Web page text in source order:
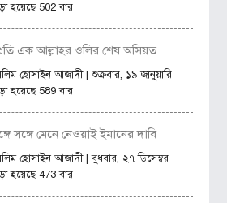
হয়েছে 502 বার
এক আল্লাহর ওলির শেষ অসিয়ত
হোসাইন আজাদী| শুক্রবার, ১৯ জানুয়ারি
হয়েছে 589 বার
সঙ্গে মেনে নেওয়াই ইমানের দাবি
হোসাইন আজাদী| বুধবার, ২৭ ডিসেম্বর
হয়েছে 473 বার